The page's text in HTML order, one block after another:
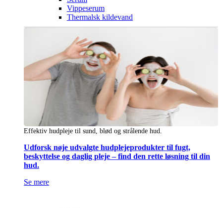
Vippeserum
Thermalsk kildevand
Effektiv hudpleje til sund, blød og strålende hud.
Udforsk nøje udvalgte hudplejeprodukter til fugt,
beskyttelse og daglig pleje – find den rette løsning til din
hud.
Se mere